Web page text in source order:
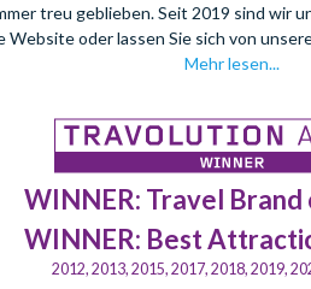
treu geblieben. Seit 2019 sind wir
oder lassen Sie sich von
Mehr lesen...
WINNER: Travel Brand
WINNER: Best
2012, 2013, 2015, 2017, 2018, 2019,